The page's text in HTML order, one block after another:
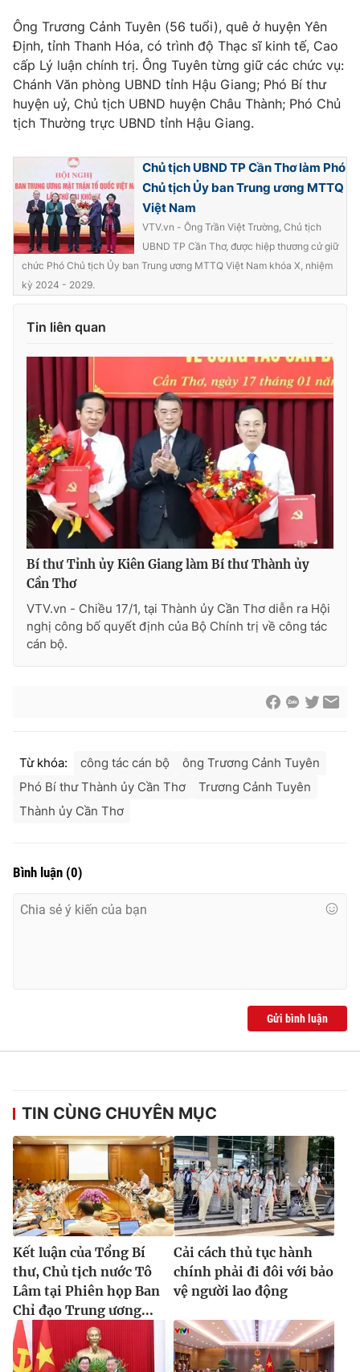
Ông Trương Cảnh Tuyên (56 tuổi), quê ở huyện Yên
Định, tỉnh Thanh Hóa, có trình độ Thạc sĩ kinh tế, Cao
cấp Lý luận chính trị. Ông Tuyên từng giữ các chức vụ:
Chánh Văn phòng UBND tỉnh Hậu Giang; Phó Bí thư
huyện uỷ, Chủ tịch UBND huyện Châu Thành; Phó Chủ
tịch Thường trực UBND tỉnh Hậu Giang.
Chủ tịch UBND TP Cần Thơ làm Phó
Chủ tịch Ủy ban Trung ương MTTQ
Việt Nam
VTV.vn - Ông Trần Việt Trường, Chủ tịch
UBND TP Cần Thơ, được hiệp thương cử giữ
chức Phó Chủ tịch Ủy ban Trung ương MTTQ Việt Nam khóa X, nhiệm
kỳ 2024 - 2029.
Tin liên quan
Bí thư Tỉnh ủy Kiên Giang làm Bí thư Thành ủy
Cần Thơ
VTV.vn - Chiều 17/1, tại Thành ủy Cần Thơ diễn ra Hội
nghị công bố quyết định của Bộ Chính trị về công tác
cán bộ.
Từ khóa: công tác cán bộ
ông Trương Cảnh Tuyên
Phó Bí thư Thành ủy Cần Thơ
Trương Cảnh Tuyên
Thành ủy Cần Thơ
Bình luận (0)
Gửi bình luận
TIN CÙNG CHUYÊN MỤC
Kết luận của Tổng Bí
thư, Chủ tịch nước Tô
Lâm tại Phiên họp Ban
Chỉ đạo Trung ương...
Cải cách thủ tục hành
chính phải đi đôi với bảo
vệ người lao động